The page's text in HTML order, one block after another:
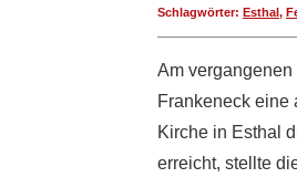
Schlagwörter: Esthal,
Am
Frankeneck eine
Kirche in Esthal
erreicht, stellte